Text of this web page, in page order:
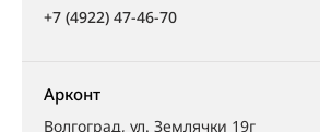
+7 (4922) 47-46-70
Арконт
Волгоград, ул. Землячки 19г